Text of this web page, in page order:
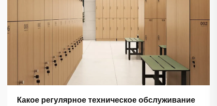
Какое регулярное техническое обслуживание